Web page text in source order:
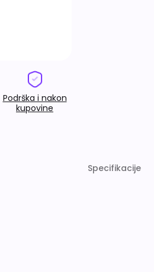
Podrška i nakon
kupovine
Specifikacije